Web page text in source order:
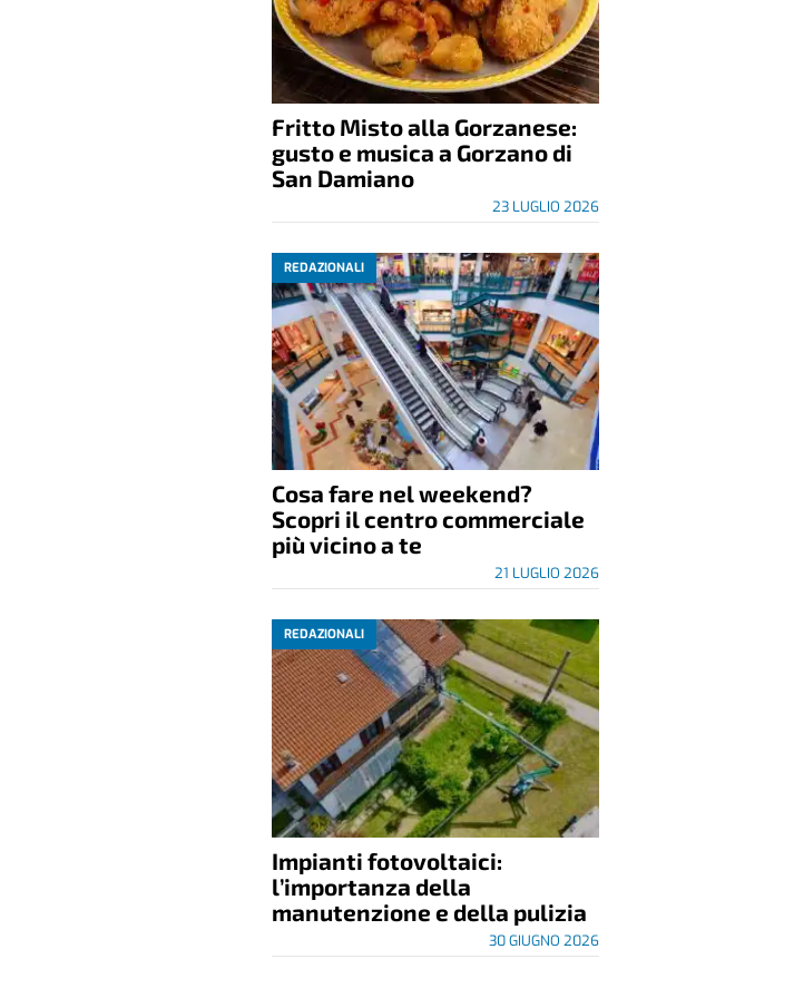
Fritto Misto alla Gorzanese:
gusto e musica a Gorzano di
San Damiano
23 LUGLIO 2026
REDAZIONALI
Cosa fare nel weekend?
Scopri il centro commerciale
più vicino a te
21 LUGLIO 2026
REDAZIONALI
Impianti fotovoltaici:
l’importanza della
manutenzione e della pulizia
30 GIUGNO 2026